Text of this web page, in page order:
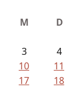
M D
3
4
10
11
17
18